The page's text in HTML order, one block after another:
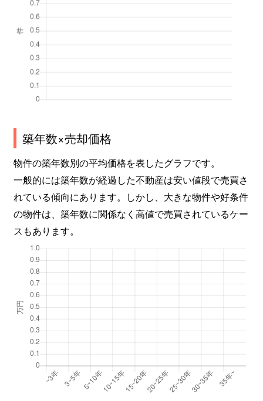
築年数×売却価格
物件の築年数別の平均価格を表したグラフです。
一般的には築年数が経過した不動産は安い値段で売買さ
れている傾向にあります。しかし、大きな物件や好条件
の物件は、築年数に関係なく高値で売買されているケー
スもあります。